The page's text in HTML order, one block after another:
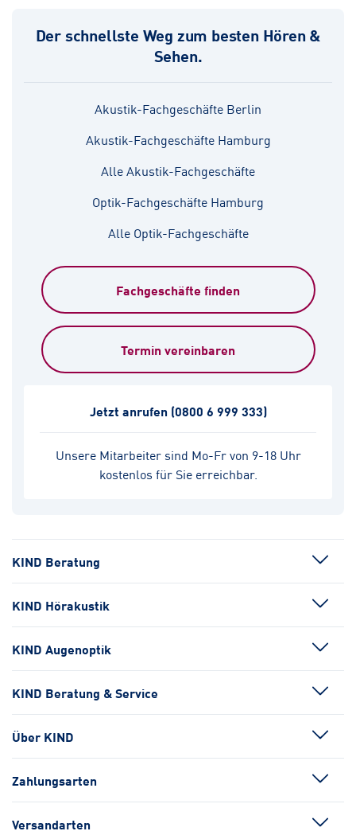
Der schnellste Weg zum besten Hören &
Sehen.
Akustik-Fachgeschäfte Berlin
Akustik-Fachgeschäfte Hamburg
Alle Akustik-Fachgeschäfte
Optik-Fachgeschäfte Hamburg
Alle Optik-Fachgeschäfte
Fachgeschäfte finden
Termin vereinbaren
Unsere Mitarbeiter sind Mo-Fr von 9-18 Uhr
kostenlos für Sie erreichbar.
Jetzt anrufen (0800 6 999 333)
KIND Beratung
KIND Hörakustik
KIND Augenoptik
KIND Beratung & Service
Über KIND
Zahlungsarten
Versandarten